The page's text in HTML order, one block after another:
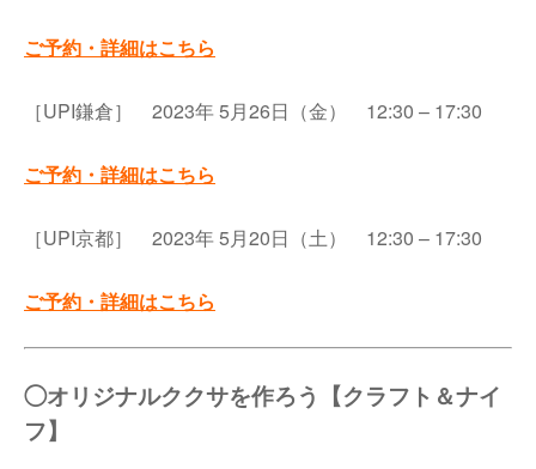
ご予約・詳細はこちら
［UPI鎌倉］ 2023年 5月26日（金） 12:30 – 17:30
ご予約・詳細はこちら
［UPI京都］ 2023年 5月20日（土） 12:30 – 17:30
ご予約・詳細はこちら
◯オリジナルククサを作ろう【クラフト＆ナイ
フ】